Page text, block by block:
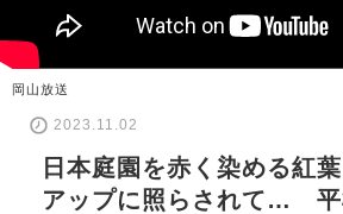
岡山放送
2023.11.02
日本庭園を赤く染める紅
アップに照らされて… 平